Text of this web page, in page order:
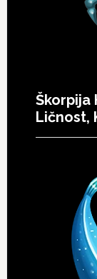
Škorpija
Ličnost,